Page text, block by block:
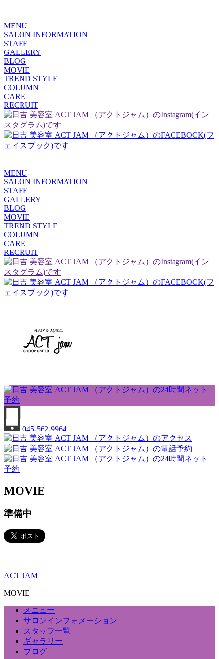
MENU
SALON INFORMATION
STAFF
GALLERY
BLOG
MOVIE
TREND STYLE
COLUMN
CARE
RECRUIT
MENU
SALON INFORMATION
STAFF
GALLERY
BLOG
MOVIE
TREND STYLE
COLUMN
CARE
RECRUIT
045-562-9964
MOVIE
準備中
ACT JAM
MOVIE
メニュー
サロンインフォメーション
スタッフ一覧
ギャラリー
ブログ